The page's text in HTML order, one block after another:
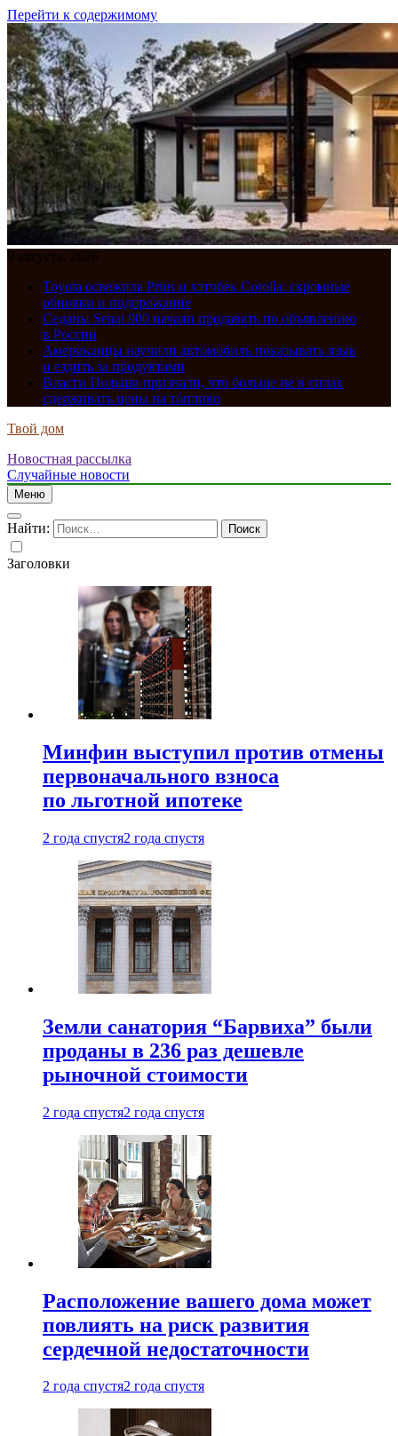
Перейти к содержимому
9 августа, 2026
Toyota освежила Prius и хэтчбек Corolla: скромные
обновки и подорожание
Седаны Senat 900 начали продавать по объявлению
в России
Американцы научили автомобиль показывать язык
и ездить за продуктами
Власти Польши признали, что больше не в силах
сдерживать цены на топливо
Твой дом
Новостная рассылка
Случайные новости
Меню
Найти:
Заголовки
Минфин выступил против отмены
первоначального взноса
по льготной ипотеке
2 года спустя2 года спустя
Земли санатория “Барвиха” были
проданы в 236 раз дешевле
рыночной стоимости
2 года спустя2 года спустя
Расположение вашего дома может
повлиять на риск развития
сердечной недостаточности
2 года спустя2 года спустя